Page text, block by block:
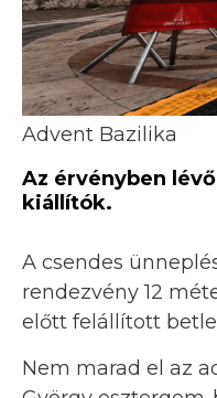
Advent Bazilika
Az érvényben
kiállítók.
A csendes
rendezvény 12
előtt felállított
Nem marad el az